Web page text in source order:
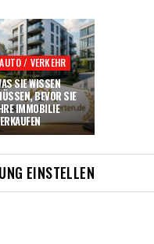
AUTO / VERKEHR
SIE WISSEN
BEVOR SIE
IMMOBILIE
EINSTELLEN